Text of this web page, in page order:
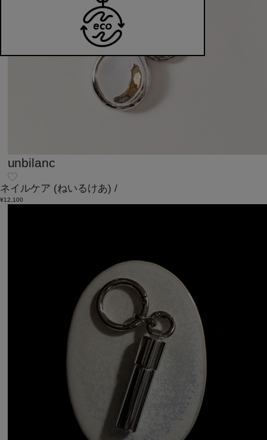
unbilanc
ネイルケア (ねいるけあ) /
¥12,100